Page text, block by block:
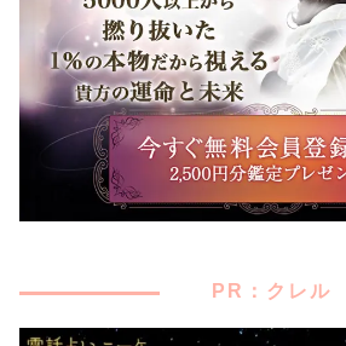
PR：クレル